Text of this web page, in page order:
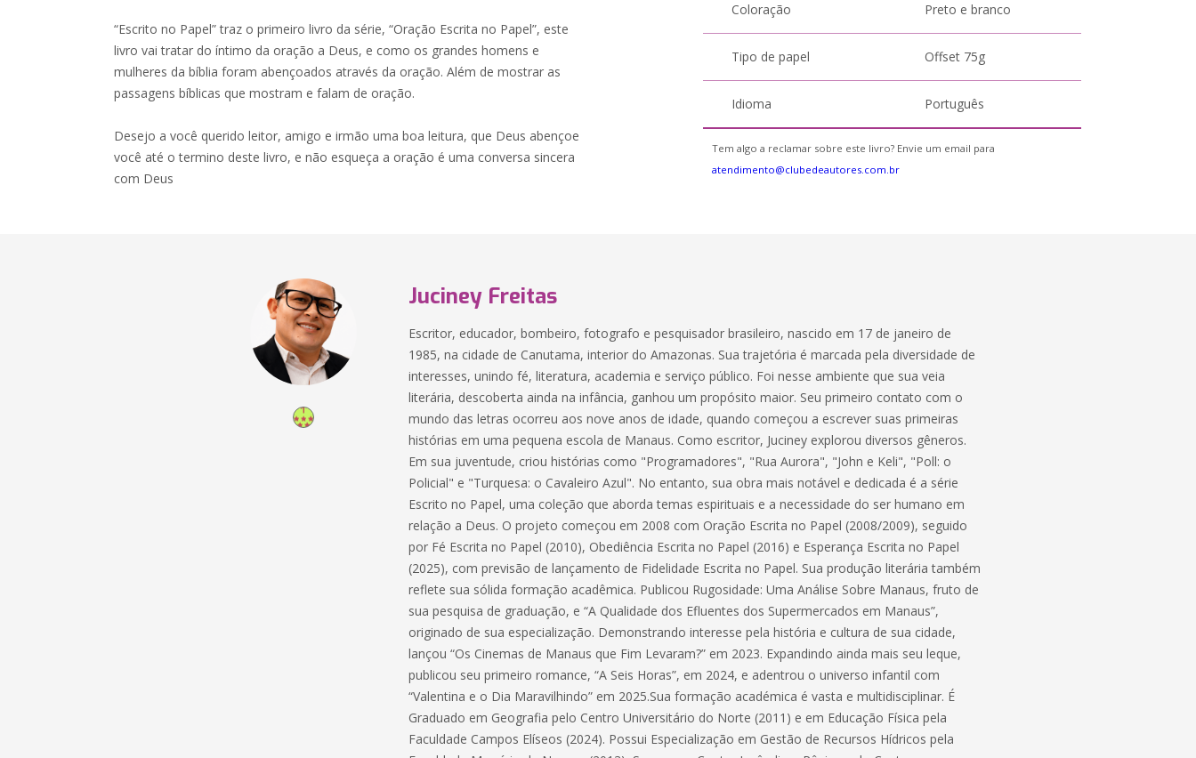
“Escrito no Papel” traz o primeiro livro da série, “Oração Escrita no Papel”, este
livro vai tratar do íntimo da oração a Deus, e como os grandes homens e
mulheres da bíblia foram abençoados através da oração. Além de mostrar as
passagens bíblicas que mostram e falam de oração.
Desejo a você querido leitor, amigo e irmão uma boa leitura, que Deus abençoe
você até o termino deste livro, e não esqueça a oração é uma conversa sincera
com Deus
Coloração Preto e branco
Tipo de papel Offset 75g
Idioma Português
Tem algo a reclamar sobre este livro? Envie um email para
atendimento@clubedeautores.com.br
Juciney Freitas
Escritor, educador, bombeiro, fotografo e pesquisador brasileiro, nascido em 17 de janeiro de
1985, na cidade de Canutama, interior do Amazonas. Sua trajetória é marcada pela diversidade de
interesses, unindo fé, literatura, academia e serviço público. Foi nesse ambiente que sua veia
literária, descoberta ainda na infância, ganhou um propósito maior. Seu primeiro contato com o
mundo das letras ocorreu aos nove anos de idade, quando começou a escrever suas primeiras
histórias em uma pequena escola de Manaus. Como escritor, Juciney explorou diversos gêneros.
Em sua juventude, criou histórias como "Programadores", "Rua Aurora", "John e Keli", "Poll: o
Policial" e "Turquesa: o Cavaleiro Azul". No entanto, sua obra mais notável e dedicada é a série
Escrito no Papel, uma coleção que aborda temas espirituais e a necessidade do ser humano em
relação a Deus. O projeto começou em 2008 com Oração Escrita no Papel (2008/2009), seguido
por Fé Escrita no Papel (2010), Obediência Escrita no Papel (2016) e Esperança Escrita no Papel
(2025), com previsão de lançamento de Fidelidade Escrita no Papel. Sua produção literária também
reflete sua sólida formação acadêmica. Publicou Rugosidade: Uma Análise Sobre Manaus, fruto de
sua pesquisa de graduação, e “A Qualidade dos Efluentes dos Supermercados em Manaus”,
originado de sua especialização. Demonstrando interesse pela história e cultura de sua cidade,
lançou “Os Cinemas de Manaus que Fim Levaram?” em 2023. Expandindo ainda mais seu leque,
publicou seu primeiro romance, “A Seis Horas”, em 2024, e adentrou o universo infantil com
“Valentina e o Dia Maravilhindo” em 2025.Sua formação académica é vasta e multidisciplinar. É
Graduado em Geografia pelo Centro Universitário do Norte (2011) e em Educação Física pela
Faculdade Campos Elíseos (2024). Possui Especialização em Gestão de Recursos Hídricos pela